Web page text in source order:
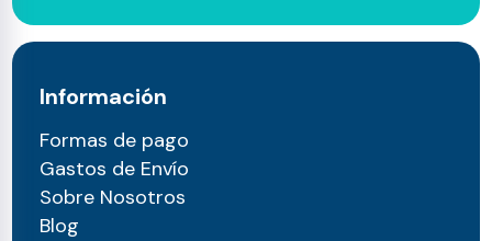
Información
Formas de pago
Gastos de Envío
Sobre Nosotros
Blog